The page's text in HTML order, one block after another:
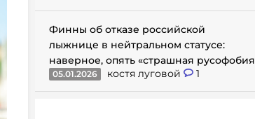
Финны об отказе российской
лыжнице в нейтральном статусе:
наверное, опять «страшная русофобия
05.01.2026 костя луговой 1